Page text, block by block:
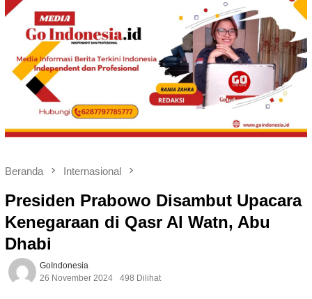
Beranda Internasional
Presiden Prabowo Disambut Upacara
Kenegaraan di Qasr Al Watn, Abu
Dhabi
GoIndonesia
26 November 2024
498 Dilihat